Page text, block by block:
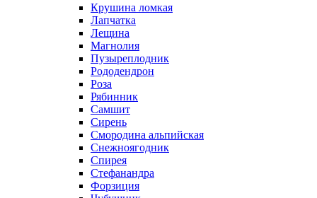
Крушина ломкая
Лапчатка
Лещина
Магнолия
Пузыреплодник
Рододендрон
Роза
Рябинник
Самшит
Сирень
Смородина альпийская
Снежноягодник
Спирея
Стефанандра
Форзиция